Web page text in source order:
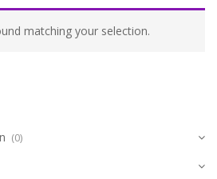
matching your selection.
(0)